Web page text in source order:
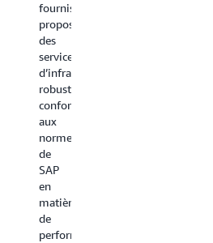
fournisseurs
proposent
des
services
d’infrastructure
robustes,
conformes
aux
normes
de
SAP
en
matière
de
performances,